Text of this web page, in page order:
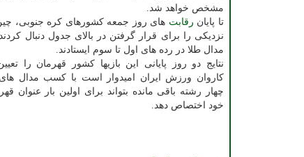
مشخص خواهد شد.
تا پایان رقابت های روز جمعه کشورهای کره جنوبی،
مدال طلا در رده های اول تا سوم ایستادند.
نتایج دو روز پایانی این بازیها کشور قهرمان را
کاروان ورزش ایران امیدوار است با کسب مدال های
چهار رشته باقی مانده بتواند برای اولین بار عنوان
خود اختصاص دهد.